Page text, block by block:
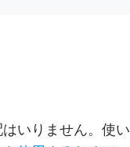
いりません。使い